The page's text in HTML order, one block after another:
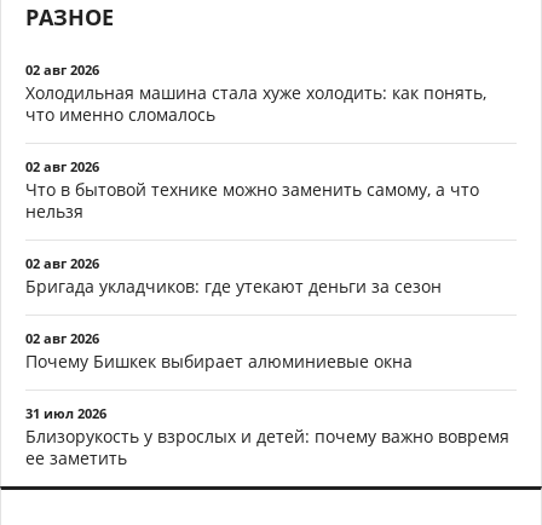
РАЗНОЕ
02 авг 2026
Холодильная машина стала хуже холодить: как понять,
что именно сломалось
02 авг 2026
Что в бытовой технике можно заменить самому, а что
нельзя
02 авг 2026
Бригада укладчиков: где утекают деньги за сезон
02 авг 2026
Почему Бишкек выбирает алюминиевые окна
31 июл 2026
Близорукость у взрослых и детей: почему важно вовремя
ее заметить